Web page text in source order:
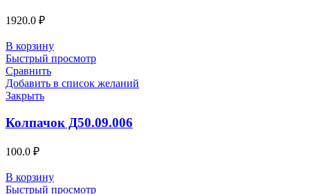
1920.0 ₽
В корзину
Быстрый просмотр
Сравнить
Добавить в список желаний
Закрыть
Колпачок Д50.09.006
100.0 ₽
В корзину
Быстрый просмотр